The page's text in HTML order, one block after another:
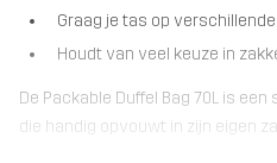
Graag je tas op
Houdt van veel keuze in
De Packable Duffel Bag 70L is
die handig opvouwt in zijn eigen